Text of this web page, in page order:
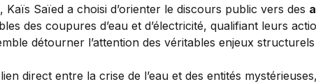
Kaïs Saïed a choisi d’orienter le discours public vers des
des coupures d’eau et d’électricité, qualifiant leurs
détourner l’attention des véritables enjeux
direct entre la crise de l’eau et des entités